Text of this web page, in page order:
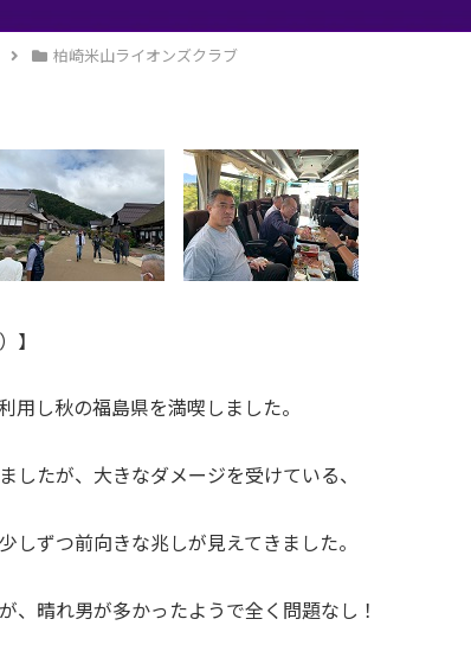
柏崎米山ライオンズクラブ
】
し秋の福島県を満喫しました。
たが、大きなダメージを受けている、
ずつ前向きな兆しが見えてきました。
晴れ男が多かったようで全く問題なし！